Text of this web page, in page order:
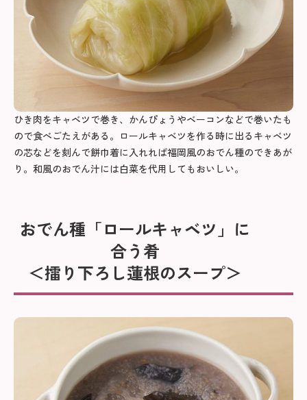
ひき肉をキャベツで巻き、かんぴょうやベーコンなどで巻いたも
ので食べごたえがある。ロールキャベツを作る時に出るキャベツ
の芯などを刻んで餅巾着に入れれば福岡風のおでん種のできあが
り。和風のおでん汁には白菜を代用してもおいしい。
おでん種「ロールキャベツ」に
合う肴
＜擂り下ろし蓮根のスープ＞